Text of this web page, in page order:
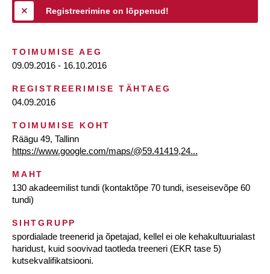
Registreerimine on lõppenud!
TOIMUMISE AEG
09.09.2016 - 16.10.2016
REGISTREERIMISE TÄHTAEG
04.09.2016
TOIMUMISE KOHT
Räägu 49, Tallinn
https://www.google.com/maps/@59.41419,24...
MAHT
130 akadeemilist tundi (kontaktõpe 70 tundi, iseseisevõpe 60
tundi)
SIHTGRUPP
spordialade treenerid ja õpetajad, kellel ei ole kehakultuurialast
haridust, kuid soovivad taotleda treeneri (EKR tase 5)
kutsekvalifikatsiooni.